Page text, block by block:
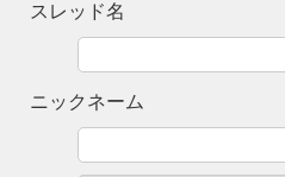
スレッド名
ニックネーム